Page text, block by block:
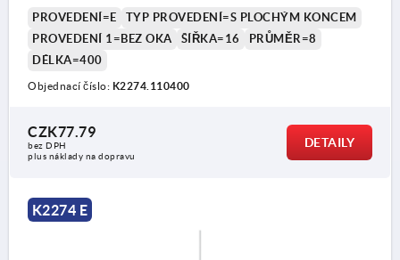
PROVEDENÍ=E
TYP PROVEDENÍ=S PLOCHÝM KONCEM
PROVEDENÍ 1=BEZ OKA
ŠÍŘKA=16
PRŮMĚR=8
DÉLKA=400
Objednací číslo: K2274.110400
CZK77.79
bez DPH
plus náklady na dopravu
DETAILY
K2274 E